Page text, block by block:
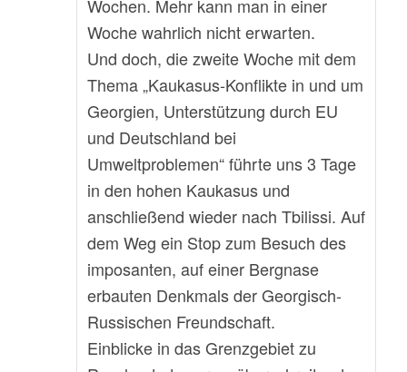
Wochen. Mehr kann man in einer
Woche wahrlich nicht erwarten.
Und doch, die zweite Woche mit dem
Thema „Kaukasus-Konflikte in und um
Georgien, Unterstützung durch EU
und Deutschland bei
Umweltproblemen“ führte uns 3 Tage
in den hohen Kaukasus und
anschließend wieder nach Tbilissi. Auf
dem Weg ein Stop zum Besuch des
imposanten, auf einer Bergnase
erbauten Denkmals der Georgisch-
Russischen Freundschaft.
Einblicke in das Grenzgebiet zu